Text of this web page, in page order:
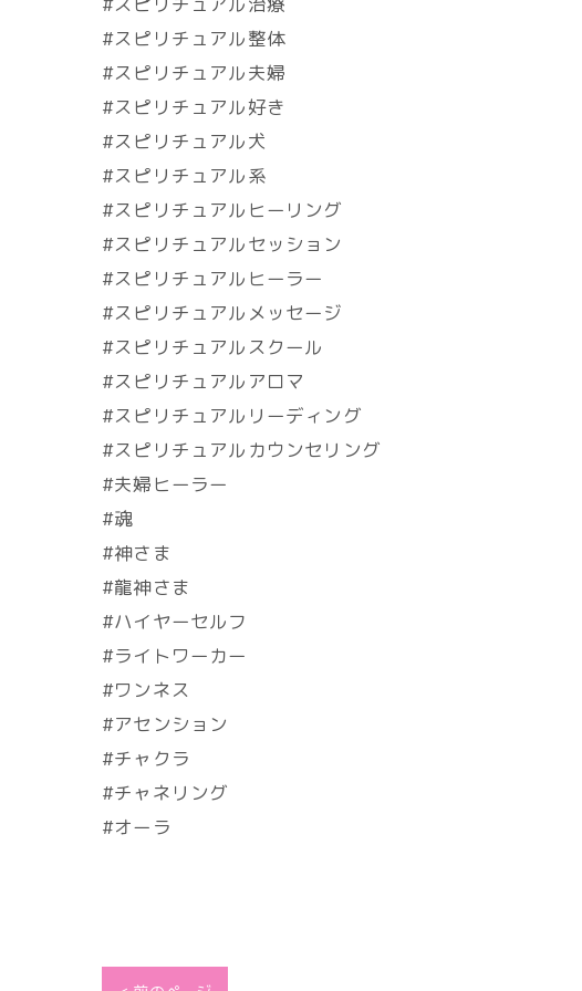
#スピリチュアル整体
#スピリチュアル夫婦
#スピリチュアル好き
#スピリチュアル犬
#スピリチュアル系
#スピリチュアルヒーリング
#スピリチュアルセッション
#スピリチュアルヒーラー
#スピリチュアルメッセージ
#スピリチュアルスクール
#スピリチュアルアロマ
#スピリチュアルリーディング
#スピリチュアルカウンセリング
#夫婦ヒーラー
#魂
#神さま
#龍神さま
#ハイヤーセルフ
#ライトワーカー
#ワンネス
#アセンション
#チャクラ
#チャネリング
#オーラ